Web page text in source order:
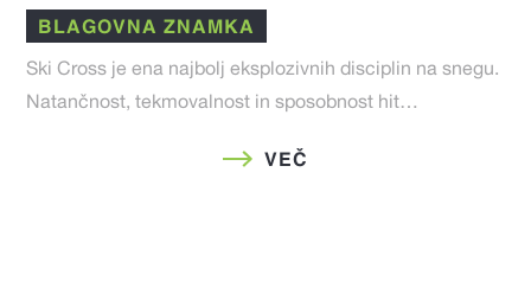
BLAGOVNA ZNAMKA
Ski Cross je ena najbolj eksplozivnih disciplin na snegu.
Natančnost, tekmovalnost in sposobnost hit…
VEČ